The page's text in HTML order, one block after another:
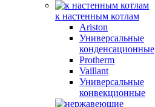
к настенным котлам
Ariston
Универсальные
конденсационные
Protherm
Vaillant
Универсальные
конвекционные